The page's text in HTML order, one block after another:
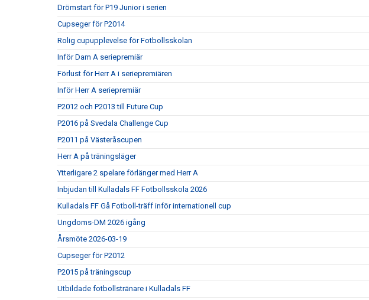
Drömstart för P19 Junior i serien
Cupseger för P2014
Rolig cupupplevelse för Fotbollsskolan
Inför Dam A seriepremiär
Förlust för Herr A i seriepremiären
Inför Herr A seriepremiär
P2012 och P2013 till Future Cup
P2016 på Svedala Challenge Cup
P2011 på Västeråscupen
Herr A på träningsläger
Ytterligare 2 spelare förlänger med Herr A
Inbjudan till Kulladals FF Fotbollsskola 2026
Kulladals FF Gå Fotboll-träff inför internationell cup
Ungdoms-DM 2026 igång
Årsmöte 2026-03-19
Cupseger för P2012
P2015 på träningscup
Utbildade fotbollstränare i Kulladals FF